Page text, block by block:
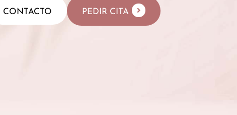
CONTACTO PEDIR CITA